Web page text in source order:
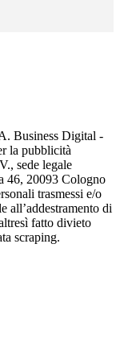
Business Digital -
la pubblicità
sede legale
46, 20093 Cologno
trasmessi e/o
all’addestramento di
fatto divieto
scraping.